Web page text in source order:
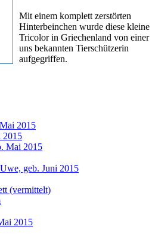
Mit einem komplett zerstörten
Hinterbeinchen wurde diese kleine
Tricolor in Griechenland von einer
uns bekannten Tierschützerin
aufgegriffen.
2015
2015
Mai 2015
geb. Juni 2015
(vermittelt)
2015